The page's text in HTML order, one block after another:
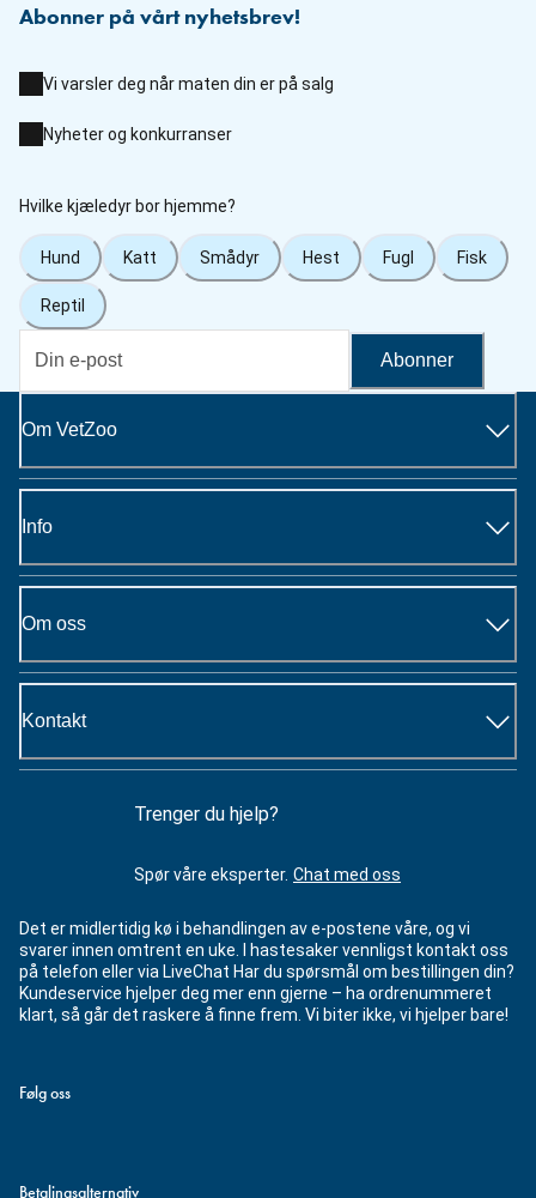
Abonner på vårt nyhetsbrev!
Vi varsler deg når maten din er på salg
Nyheter og konkurranser
Hvilke kjæledyr bor hjemme?
Hund Katt Smådyr Hest Fugl Fisk
Reptil
Abonner
Om VetZoo
Info
Om oss
Kontakt
Trenger du hjelp?
Spør våre eksperter. Chat med oss
Det er midlertidig kø i behandlingen av e-postene våre, og vi
svarer innen omtrent en uke. I hastesaker vennligst kontakt oss
på telefon eller via LiveChat Har du spørsmål om bestillingen din?
Kundeservice hjelper deg mer enn gjerne – ha ordrenummeret
klart, så går det raskere å finne frem. Vi biter ikke, vi hjelper bare!
Følg oss
Betalingsalternativ